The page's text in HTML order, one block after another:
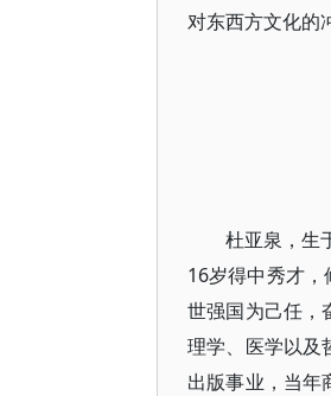
对东西方文化的
杜亚泉，生
16岁得中秀才
世强国为己任，
理学、医学以及
出版事业，当年